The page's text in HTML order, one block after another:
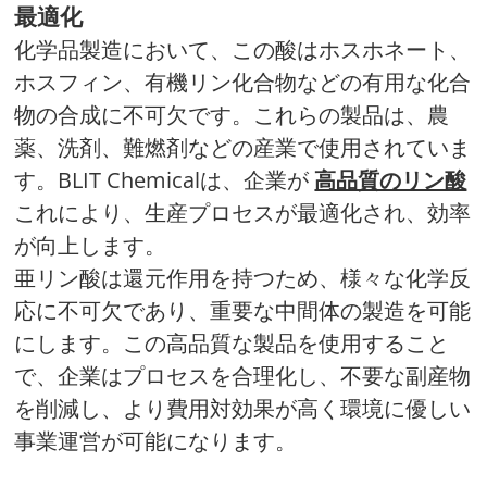
最適化
化学品製造において、この酸はホスホネート、
ホスフィン、有機リン化合物などの有用な化合
物の合成に不可欠です。これらの製品は、農
薬、洗剤、難燃剤などの産業で使用されていま
す。BLIT Chemicalは、企業が高品質のリン酸
これにより、生産プロセスが最適化され、効率
が向上します。
亜リン酸は還元作用を持つため、様々な化学反
応に不可欠であり、重要な中間体の製造を可能
にします。この高品質な製品を使用すること
で、企業はプロセスを合理化し、不要な副産物
を削減し、より費用対効果が高く環境に優しい
事業運営が可能になります。